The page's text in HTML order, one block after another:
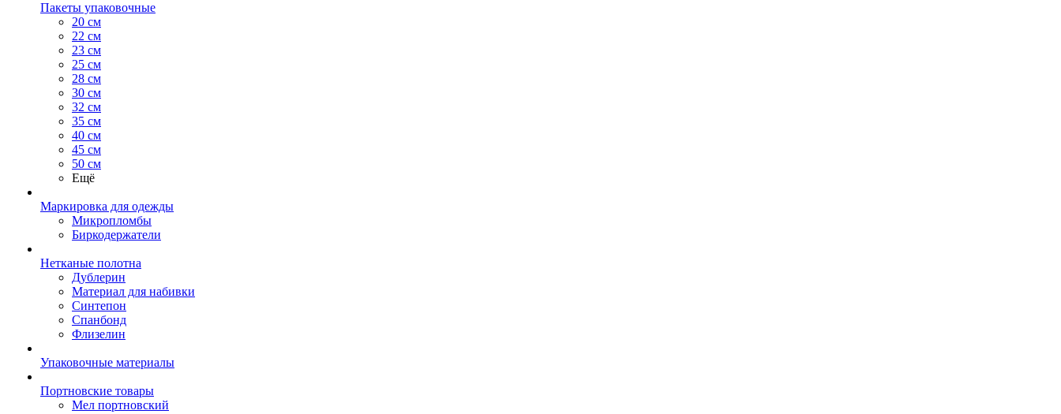
Пакеты упаковочные
20 см
22 см
23 см
25 см
28 см
30 см
32 см
35 см
40 см
45 см
50 см
Ещё
Маркировка для одежды
Микропломбы
Биркодержатели
Нетканые полотна
Дублерин
Материал для набивки
Синтепон
Спанбонд
Флизелин
Упаковочные материалы
Портновские товары
Мел портновский